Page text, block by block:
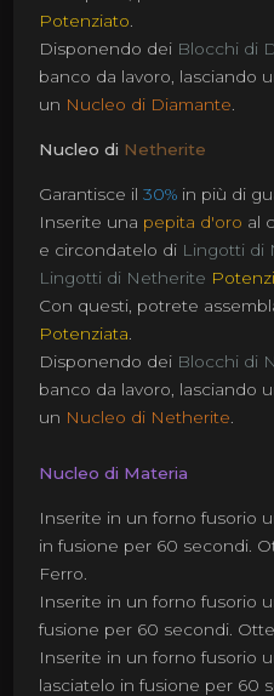
Potenziato
Disponendo dei Blocchi di
banco da lavoro, lasciando
un Nucleo di Diamante
Nucleo di Netherite
Garantisce il 30%in più di
Inserite una pepita d'oro al
e circondatelo di Lingotti di
Lingotti di Netherite
Con questi, potrete
Potenziata
Disponendo dei Blocchi di
banco da lavoro, lasciando
un Nucleo di Netherite
Nucleo di Materia
Inserite in un forno fusorio
in fusione per 60 secondi.
Ferro.
Inserite in un forno fusorio
fusione per 60 secondi.
Inserite in un forno fusorio
lasciatelo in fusione per 60